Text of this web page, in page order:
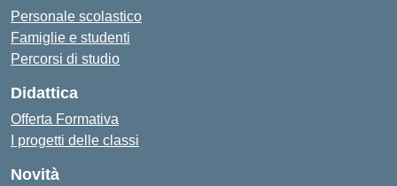
Personale scolastico
Famiglie e studenti
Percorsi di studio
Didattica
Offerta Formativa
I progetti delle classi
Novità